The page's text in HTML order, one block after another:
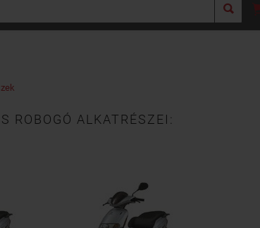

ROBOGÓ ALKATRÉSZEI: